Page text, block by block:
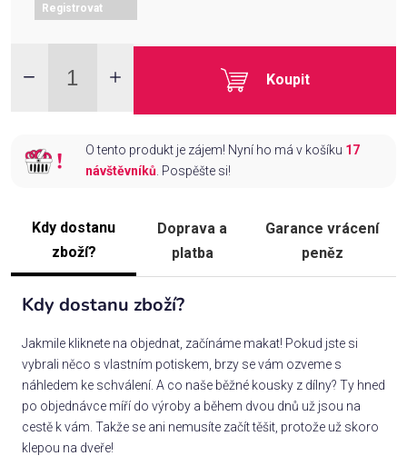
Registrovat
Koupit
O tento produkt je zájem! Nyní ho má v košíku 17
návštěvníků. Pospěšte si!
Kdy dostanu
zboží?
Doprava a
platba
Garance vrácení
peněz
Kdy dostanu zboží?
Jakmile kliknete na objednat, začínáme makat! Pokud jste si
vybrali něco s vlastním potiskem, brzy se vám ozveme s
náhledem ke schválení. A co naše běžné kousky z dílny? Ty hned
po objednávce míří do výroby a během dvou dnů už jsou na
cestě k vám. Takže se ani nemusíte začít těšit, protože už skoro
klepou na dveře!